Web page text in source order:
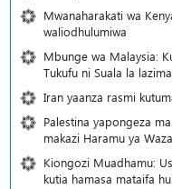
Mwanaharakati wa
waliodhulumiwa
Mbunge wa Malaysia:
Tukufu ni Suala la
Iran yaanza rasmi
Palestina yapongeza
makazi Haramu ya
Kiongozi Muadhamu:
kutia hamasa mataifa